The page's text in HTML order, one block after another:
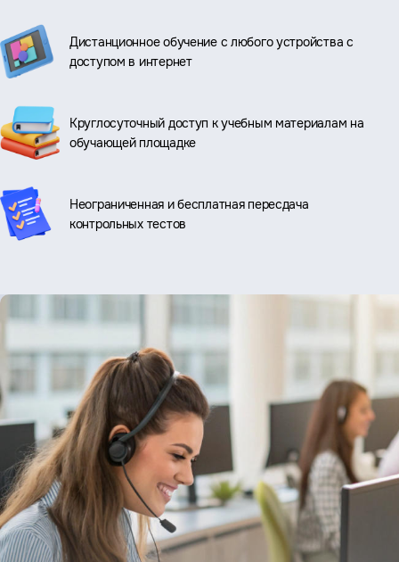
Дистанционное обучение с любого устройства с
доступом в интернет
Круглосуточный доступ к учебным материалам на
обучающей площадке
Неограниченная и бесплатная пересдача
контрольных тестов